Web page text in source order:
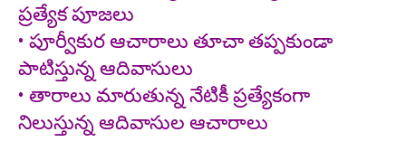
ప్రత్యేక పూజలు
• పూర్వీకుర ఆచారాలు తూచా తప్పకుండా
పాటిస్తున్న ఆదివాసులు
• తారాలు మారుతున్న నేటికీ ప్రత్యేకంగా
నిలుస్తున్న ఆదివాసుల ఆచారాలు